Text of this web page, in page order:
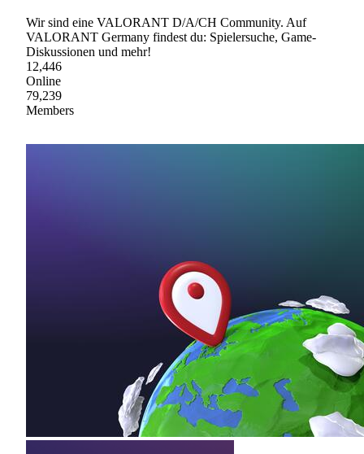
Wir sind eine VALORANT D/A/CH Community. Auf
VALORANT Germany findest du: Spielersuche, Game-
Diskussionen und mehr!
12,446
Online
79,239
Members